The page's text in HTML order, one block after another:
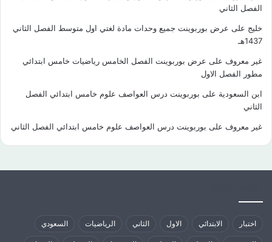
الفصل الثاني
خليج على عرض بوربوينت جميع وحدات مادة لغتي اول متوسط الفصل الثاني
1437هـ
غير معروف على عرض بوربوينت الفصل الخامس رياضيات خامس ابتدائي
مطور الفصل الاول
ابن السعودية على بوربوينت درس العواصف علوم خامس ابتدائي الفصل
الثاني
غير معروف على بوربوينت درس العواصف علوم خامس ابتدائي الفصل الثاني
اختبار الابتدائي الاول الثاني الرياضيات السعودي